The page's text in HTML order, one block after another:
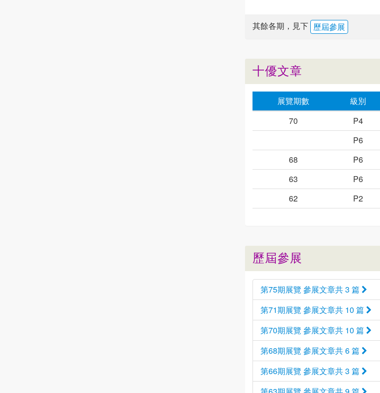
其餘各期，見下 歷屆參展
十優文章
展覽期數 級別
70
P4
P6
68
P6
63
P6
62
P2
歷屆參展
第75期展覽 參展文章共 3 篇
第71期展覽 參展文章共 10 篇
第70期展覽 參展文章共 10 篇
第68期展覽 參展文章共 6 篇
第66期展覽 參展文章共 3 篇